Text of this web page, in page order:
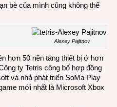
bè của mình cũng không thể
Alexey Pajitnov
hơn 50 nền tảng thiết bị ở hơn
ty Tetris công bố hợp đồng
và nhà phát triển SoMa Play
mới nhất là Microsoft Xbox